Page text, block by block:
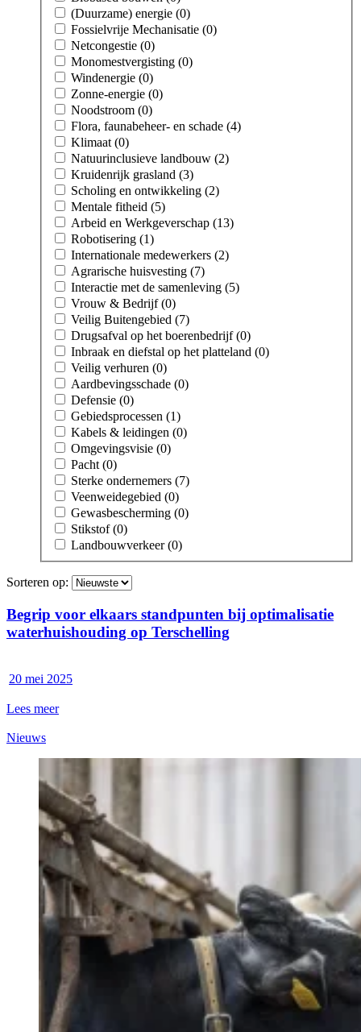
(Duurzame) energie (0)
Fossielvrije Mechanisatie (0)
Netcongestie (0)
Monomestvergisting (0)
Windenergie (0)
Zonne-energie (0)
Noodstroom (0)
Flora, faunabeheer- en schade (4)
Klimaat (0)
Natuurinclusieve landbouw (2)
Kruidenrijk grasland (3)
Scholing en ontwikkeling (2)
Mentale fitheid (5)
Arbeid en Werkgeverschap (13)
Robotisering (1)
Internationale medewerkers (2)
Agrarische huisvesting (7)
Interactie met de samenleving (5)
Vrouw & Bedrijf (0)
Veilig Buitengebied (7)
Drugsafval op het boerenbedrijf (0)
Inbraak en diefstal op het platteland (0)
Veilig verhuren (0)
Aardbevingsschade (0)
Defensie (0)
Gebiedsprocessen (1)
Kabels & leidingen (0)
Omgevingsvisie (0)
Pacht (0)
Sterke ondernemers (7)
Veenweidegebied (0)
Gewasbescherming (0)
Stikstof (0)
Landbouwverkeer (0)
Sorteren op:
Begrip voor elkaars standpunten bij optimalisatie
waterhuishouding op Terschelling
20 mei 2025
Lees meer
Nieuws